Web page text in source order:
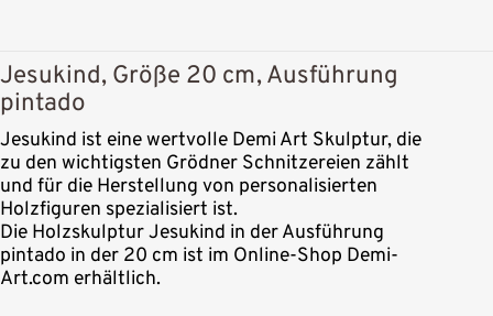
Jesukind, Größe 20 cm, Ausführung
pintado
Jesukind ist eine wertvolle Demi Art Skulptur, die
zu den wichtigsten Grödner Schnitzereien zählt
und für die Herstellung von personalisierten
Holzfiguren spezialisiert ist.
Die Holzskulptur Jesukind in der Ausführung
pintado in der 20 cm ist im Online-Shop Demi-
Art.com erhältlich.